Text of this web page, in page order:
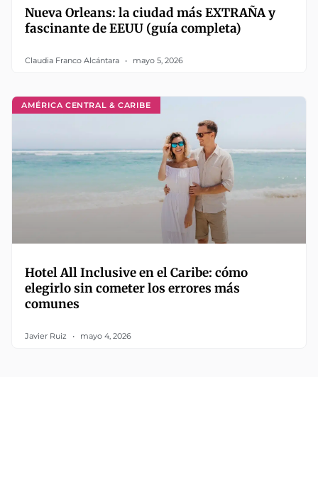
Nueva Orleans: la ciudad más EXTRAÑA y
fascinante de EEUU (guía completa)
Claudia Franco Alcántara mayo 5, 2026
AMÉRICA CENTRAL & CARIBE
Hotel All Inclusive en el Caribe: cómo
elegirlo sin cometer los errores más
comunes
Javier Ruiz mayo 4, 2026